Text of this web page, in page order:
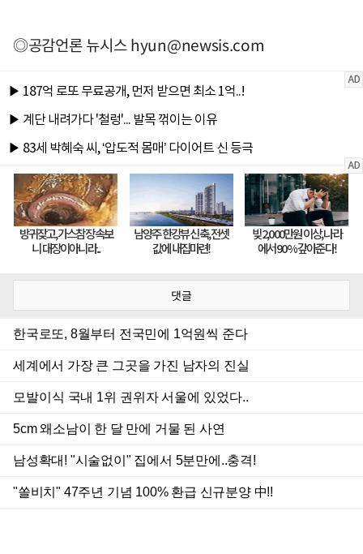
◎공감언론 뉴시스hyun@newsis.com
댓글